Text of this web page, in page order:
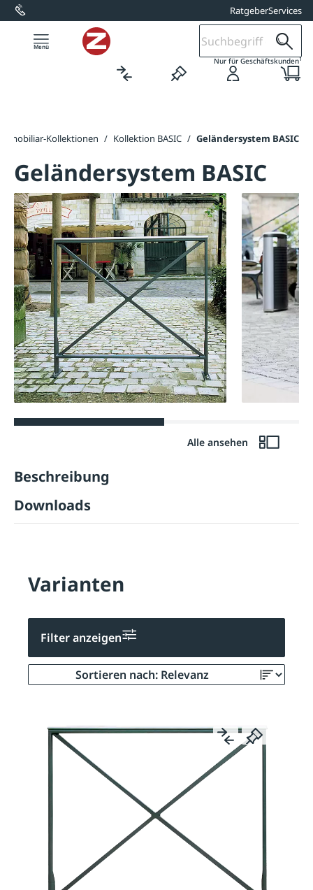
springen RatgeberServices
Nur für Geschäftskunden1
Kollektionen / Kollektion BASIC / Geländersystem BASIC
Geländersystem BASIC
Alle ansehen
Beschreibung
Downloads
Varianten
Filter anzeigen